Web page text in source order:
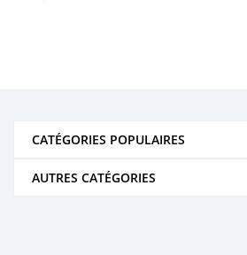
CATÉGORIES POPULAIRES
AUTRES CATÉGORIES